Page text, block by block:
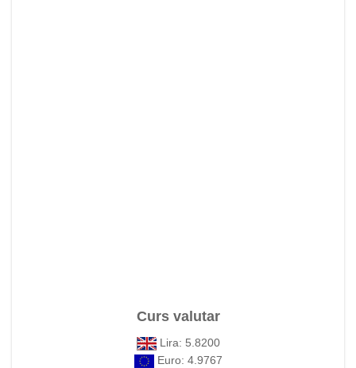
Curs valutar
Lira: 5.8200
Euro: 4.9767